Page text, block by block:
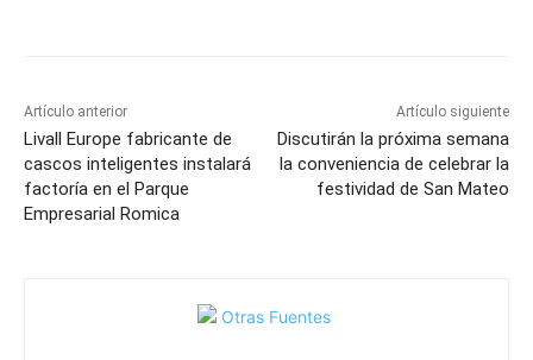
Artículo anterior
Livall Europe fabricante de
cascos inteligentes instalará
factoría en el Parque
Empresarial Romica
Artículo siguiente
Discutirán la próxima semana
la conveniencia de celebrar la
festividad de San Mateo